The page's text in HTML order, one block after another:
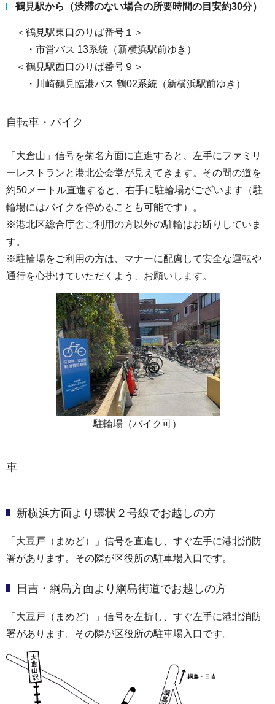
鶴見駅から（渋滞のない場合の所要時間の目安約30分）
＜鶴見駅東口のりば番号１＞
・市営バス 13系統（新横浜駅前ゆき）
＜鶴見駅西口のりば番号９＞
・川崎鶴見臨港バス 鶴02系統（新横浜駅前ゆき）
自転車・バイク
「大倉山」信号を菊名方面に直進すると、左手にファミリ
ーレストランと港北公会堂が見えてきます。その間の道を
約50メートル直進すると、右手に駐輪場がございます（駐
輪場にはバイクを停めることも可能です）。
※港北区総合庁舎ご利用の方以外の駐輪はお断りしていま
す。
※駐輪場をご利用の方は、マナーに配慮して安全な運転や
通行を心掛けていただくよう、お願いします。
駐輪場（バイク可）
車
新横浜方面より環状２号線でお越しの方
「大豆戸（まめど）」信号を直進し、すぐ左手に港北消防
署があります。その隣が区役所の駐車場入口です。
日吉・綱島方面より綱島街道でお越しの方
「大豆戸（まめど）」信号を左折し、すぐ左手に港北消防
署があります。その隣が区役所の駐車場入口です。